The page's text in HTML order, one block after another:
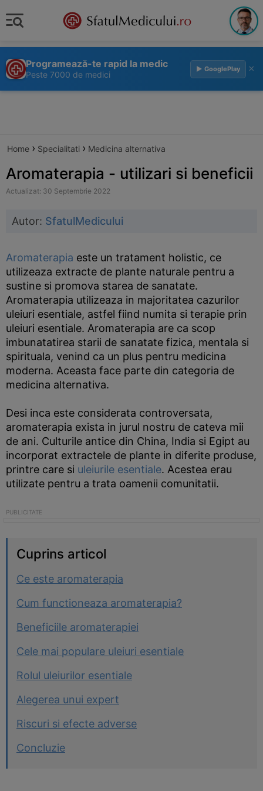
Programează-te rapid la medic
Peste 7000 de medici
▶ GooglePlay ×
Home › Specialitati › Medicina alternativa
Aromaterapia - utilizari si beneficii
Actualizat: 30 Septembrie 2022
Autor: SfatulMedicului
Aromaterapia este un tratament holistic, ce
utilizeaza extracte de plante naturale pentru a
sustine si promova starea de sanatate.
Aromaterapia utilizeaza in majoritatea cazurilor
uleiuri esentiale, astfel fiind numita si terapie prin
uleiuri esentiale. Aromaterapia are ca scop
imbunatatirea starii de sanatate fizica, mentala si
spirituala, venind ca un plus pentru medicina
moderna. Aceasta face parte din categoria de
medicina alternativa.
Desi inca este considerata controversata,
aromaterapia exista in jurul nostru de cateva mii
de ani. Culturile antice din China, India si Egipt au
incorporat extractele de plante in diferite produse,
printre care si uleiurile esentiale. Acestea erau
utilizate pentru a trata oamenii comunitatii.
Cuprins articol
Ce este aromaterapia
Cum functioneaza aromaterapia?
Beneficiile aromaterapiei
Cele mai populare uleiuri esentiale
Rolul uleiurilor esentiale
Alegerea unui expert
Riscuri si efecte adverse
Concluzie